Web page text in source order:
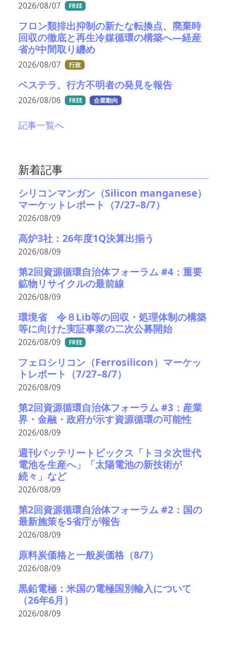
2026/08/07 FREE
フロン類排出抑制の新たな転換点、廃棄時
回収の徹底と再生冷媒循環の構築へ―経産
省が中間取り纏め
2026/08/07 行政
ベステラ、行方不明者の発見を報告
2026/08/06 FREE 企業動向
記事一覧へ
新着記事
シリコンマンガン（Silicon manganese）
マーケットレポート（7/27–8/7）
2026/08/09
高炉3社：26年度1Q決算出揃う
2026/08/09
第2回資源循環自治体フォーラム #4：重要
鉱物リサイクルの最前線
2026/08/09
環境省 令８Lib等の回収・処理体制の構築
等に向けた実証事業の二次公募開始
2026/08/09 FREE
フェロシリコン（Ferrosilicon）マーケッ
トレポート（7/27–8/7）
2026/08/09
第2回資源循環自治体フォーラム #3：産業
界・金融・政府が示す資源循環の可能性
2026/08/09
週刊バッテリートピックス「トヨタ次世代
電池を生産へ」「太陽電池の新技術が
続々」など
2026/08/09
第2回資源循環自治体フォーラム #2：国の
最新施策を5省庁が報告
2026/08/09
原料炭価格と一般炭価格（8/7）
2026/08/09
黒鉛電極：米国の電極国別輸入について
（26年6月）
2026/08/09